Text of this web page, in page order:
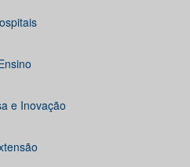
e Inovação